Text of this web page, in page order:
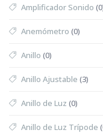
Amplificador Sonido
Anemómetro (0)
Anillo (0)
Anillo Ajustable (3)
Anillo de Luz (0)
Anillo de Luz Trípode